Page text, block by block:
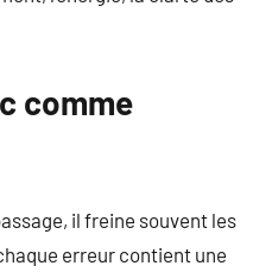
comme
il freine souvent les
erreur contient une